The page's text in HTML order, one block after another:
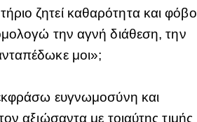
ζητεί καθαρότητα και φόβο
την αγνή διάθεση, την
μοι»;
ευγνωμοσύνη και
αξιώσαντα με τοιαύτης τιμής